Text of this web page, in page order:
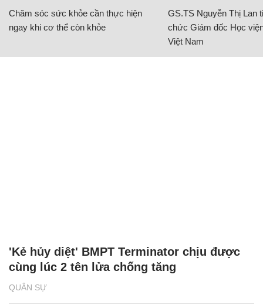
Chăm sóc sức khỏe cần thực hiện
ngay khi cơ thể còn khỏe
GS.TS Nguyễn Thị Lan
chức Giám đốc Học
Việt Nam
QUÂN SỰ
'Kẻ hủy diệt' BMPT Terminator chịu được
cùng lúc 2 tên lửa chống tăng